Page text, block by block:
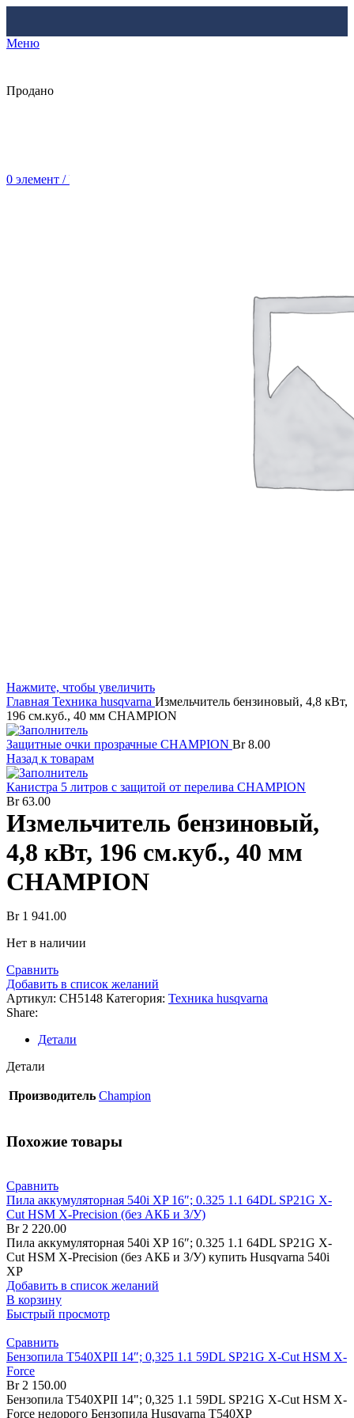
Меню
0 элемент / Br
Продано
Нажмите, чтобы увеличить
Главная Техника husqvarna Измельчитель бензиновый, 4,8 кВт,
196 см.куб., 40 мм CHAMPION
Защитные очки прозрачные CHAMPION Br8.00
Назад к товарам
Канистра 5 литров c защитой от перелива CHAMPION
Br63.00
Измельчитель бензиновый,
4,8 кВт, 196 см.куб., 40 мм
CHAMPION
Br1 941.00
Нет в наличии
Сравнить
Добавить в список желаний
Артикул: CH5148 Категория: Техника husqvarna
Share:
Детали
Детали
Производитель Champion
Похожие товары
Сравнить
Пила аккумуляторная 540i XP 16″; 0.325 1.1 64DL SP21G X-
Cut HSM X-Precision (без АКБ и З/У)
Br2 220.00
Пила аккумуляторная 540i XP 16″; 0.325 1.1 64DL SP21G X-
Cut HSM X-Precision (без АКБ и З/У) купить Husqvarna 540i
XP
Добавить в список желаний
В корзину
Быстрый просмотр
Сравнить
Бензопила T540XPII 14″; 0,325 1.1 59DL SP21G X-Cut HSM X-
Force
Br2 150.00
Бензопила T540XPII 14"; 0,325 1.1 59DL SP21G X-Cut HSM X-
Force недорого Бензопила Husqvarna T540XP